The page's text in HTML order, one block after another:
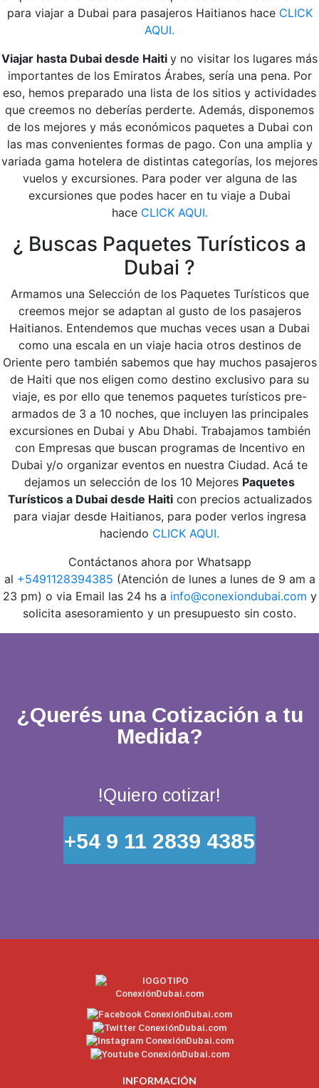
para viajar a Dubai para pasajeros Haitianos hace CLICK
AQUI.
Viajar hasta Dubai desde Haiti y no visitar los lugares más
importantes de los Emiratos Árabes, sería una pena. Por
eso, hemos preparado una lista de los sitios y actividades
que creemos no deberías perderte. Además, disponemos
de los mejores y más económicos paquetes a Dubai con
las mas convenientes formas de pago. Con una amplia y
variada gama hotelera de distintas categorías, los mejores
vuelos y excursiones. Para poder ver alguna de las
excursiones que podes hacer en tu viaje a Dubai
hace CLICK AQUI.
¿ Buscas Paquetes Turísticos a
Dubai ?
Armamos una Selección de los Paquetes Turísticos que
creemos mejor se adaptan al gusto de los pasajeros
Haitianos. Entendemos que muchas veces usan a Dubai
como una escala en un viaje hacia otros destinos de
Oriente pero también sabemos que hay muchos pasajeros
de Haiti que nos eligen como destino exclusivo para su
viaje, es por ello que tenemos paquetes turísticos pre-
armados de 3 a 10 noches, que incluyen las principales
excursiones en Dubai y Abu Dhabi. Trabajamos también
con Empresas que buscan programas de Incentivo en
Dubai y/o organizar eventos en nuestra Ciudad. Acá te
dejamos un selección de los 10 Mejores Paquetes
Turísticos a Dubai desde Haiticon precios actualizados
para viajar desde Haitianos, para poder verlos ingresa
haciendo CLICK AQUI.
Contáctanos ahora por Whatsapp
al +5491128394385 (Atención de lunes a lunes de 9 am a
23 pm) o via Email las 24 hs a info@conexiondubai.com y
solicita asesoramiento y un presupuesto sin costo.
¿Querés una Cotización a tu
Medida?
!Quiero cotizar!
+54 9 11 2839 4385
INFORMACIÓN